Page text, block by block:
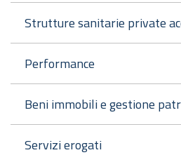
Strutture sanitarie private
Performance
Beni immobili e gestione
Servizi erogati